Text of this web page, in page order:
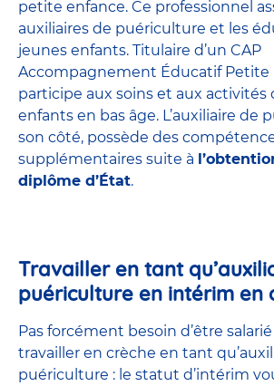
petite enfance. Ce professionnel
auxiliaires de puériculture et les
jeunes enfants. Titulaire d’un CAP
Accompagnement Éducatif Petite
participe aux soins et aux activités
enfants en bas âge. L’auxiliaire de
son côté, possède des
supplémentaires suite à
diplôme d’État.
Travailler en tant
puériculture en intérim en
Pas forcément besoin d’être
travailler en crèche en tant
puériculture : le statut d’intérim